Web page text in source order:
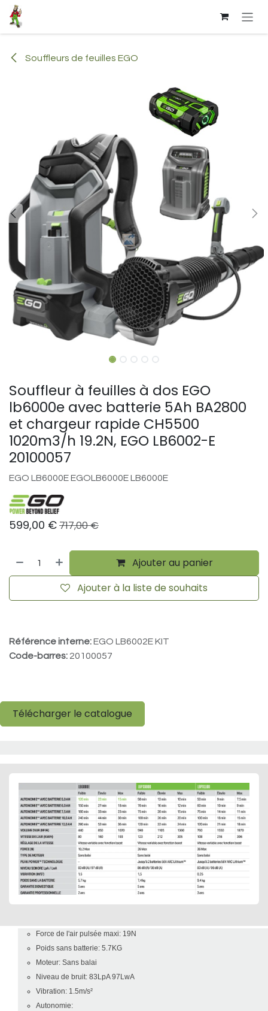
Se rendre au contenu
Souffleurs de feuilles EGO
Souffleur à feuilles à dos EGO
lb6000e avec batterie 5Ah BA2800
et chargeur rapide CH5500
1020m3/h 19.2N, EGO LB6002-E
20100057
EGO LB6000E EGOLB6000E LB6000E
599,00 €717,00€
Ajouter au panier
Ajouter à la liste de souhaits
Référence interne:EGO LB6002E KIT
Code-barres: 20100057
Télécharger le catalogue
Force de l'air pulsée maxi: 19N
Poids sans batterie: 5.7KG
Moteur: Sans balai
Niveau de bruit: 83LpA 97LwA
Vibration: 1.5m/s²
Autonomie: